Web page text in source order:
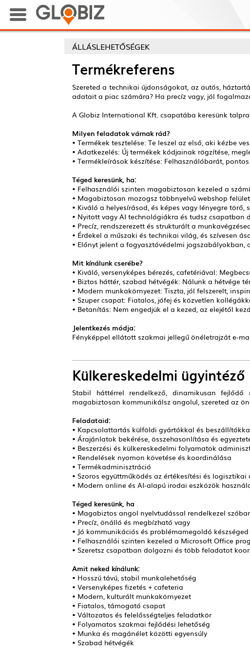
ÁLLÁSLEHETŐSÉGEK
Termékreferens
Szereted a technikai újdonságokat, az autós,
adatait a piac számára? Ha precíz vagy, jól
A Globiz International Kft. csapatába keresünk
Milyen feladatok várnak rád?
• Termékek tesztelése: Te leszel az első, aki kézbe
• Adatkezelés: Új termékek kódjainak rögzítése,
• Termékleírások készítése: Felhasználóbarát,
Téged keresünk, ha:
• Felhasználói szinten magabiztosan kezeled a
• Magabiztosan mozogsz többnyelvű webshop
• Kiváló a helyesírásod, és képes vagy lényegre
• Nyitott vagy AI technológiákra és tudsz csapatban
• Precíz, rendszerezett és strukturált a
• Érdekel a műszaki és technikai világ, és szívesen
• Előnyt jelent a fogyasztóvédelmi
Mit kínálunk cserébe?
• Kiváló, versenyképes bérezés, cafetériával:
• Biztos háttér, szabad hétvégék: Nálunk a hétvége
• Modern munkakörnyezet: Tiszta, jól felszerelt,
• Szuper csapat: Fiatalos, jófej és közvetlen
• Betanítás: Nem engedjük el a kezed, az elejétől
Jelentkezés módja:
Fényképpel ellátott szakmai jellegű önéletrajzát e-
Külkereskedelmi ügyintéző
Stabil háttérrel rendelkező, dinamikusan fejlődő
magabiztosan kommunikálsz angolul, szereted az
Feladataid:
• Kapcsolattartás külföldi gyártókkal és
• Árajánlatok bekérése, összehasonlítása és
• Beszerzési és külkereskedelmi folyamatok
• Rendelések nyomon követése és koordinálása
• Termékadminisztráció
• Szoros együttműködés az értékesítési és logisztikai
• Modern online és AI-alapú irodai eszközök
Téged keresünk, ha
• Magabiztos angol nyelvtudással rendelkezel
• Precíz, önálló és megbízható vagy
• Jó kommunikációs és problémamegoldó
• Felhasználói szinten kezeled a Microsoft Office
• Szeretsz csapatban dolgozni és több feladatot
Amit neked kínálunk:
• Hosszú távú, stabil munkalehetőség
• Versenyképes fizetés + cafeteria
• Modern, kulturált munkakörnyezet
• Fiatalos, támogató csapat
• Változatos és felelősségteljes feladatkör
• Folyamatos szakmai fejlődési lehetőség
• Munka és magánélet közötti egyensúly
• Szabad hétvégék